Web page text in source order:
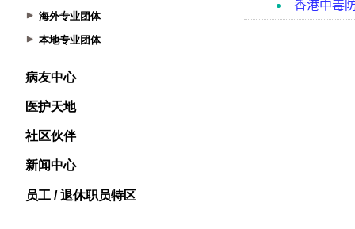
海外专业团体
本地专业团体
病友中心
医护天地
社区伙伴
新闻中心
员工 / 退休职员特区